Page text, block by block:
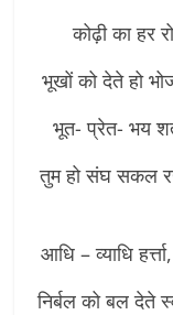
कोढ़ी का हर
भूखों को देते हो
भूत- प्रेत- भय
तुम हो संघ सकल
आधि – व्याधि
निर्बल को बल देते